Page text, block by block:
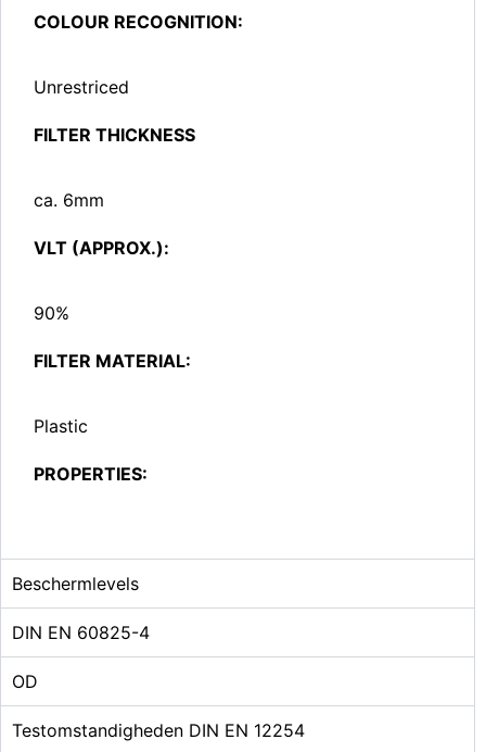
COLOUR RECOGNITION:
Unrestriced
FILTER THICKNESS
ca. 6mm
VLT (APPROX.):
90%
FILTER MATERIAL:
Plastic
PROPERTIES:
Beschermlevels
DIN EN 60825-4
OD
Testomstandigheden DIN EN 12254